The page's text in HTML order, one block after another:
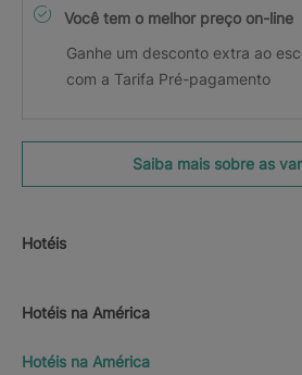
Você tem o melhor preço on-line
Ganhe um desconto extra ao
com a Tarifa Pré-pagamento
Saiba mais sobre as
Hotéis
Hotéis na América
Hotéis na América